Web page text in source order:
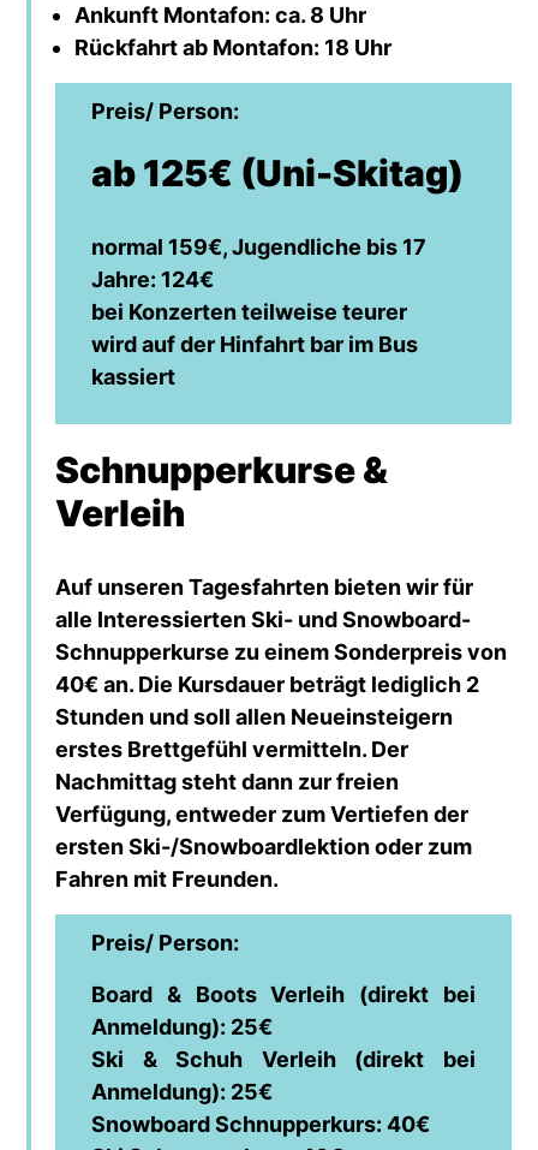
Ankunft Montafon: ca. 8 Uhr
Rückfahrt ab Montafon: 18 Uhr
Preis/ Person:
ab 125€ (Uni-Skitag)
normal 159€, Jugendliche bis 17
Jahre: 124€
bei Konzerten teilweise teurer
wird auf der Hinfahrt bar im Bus
kassiert
Schnupperkurse &
Verleih
Auf unseren Tagesfahrten bieten wir für
alle Interessierten Ski- und Snowboard-
Schnupperkurse zu einem Sonderpreis von
40€ an. Die Kursdauer beträgt lediglich 2
Stunden und soll allen Neueinsteigern
erstes Brettgefühl vermitteln. Der
Nachmittag steht dann zur freien
Verfügung, entweder zum Vertiefen der
ersten Ski-/Snowboardlektion oder zum
Fahren mit Freunden.
Preis/ Person:
Board & Boots Verleih (direkt bei
Anmeldung): 25€
Ski & Schuh Verleih (direkt bei
Anmeldung): 25€
Snowboard Schnupperkurs: 40€